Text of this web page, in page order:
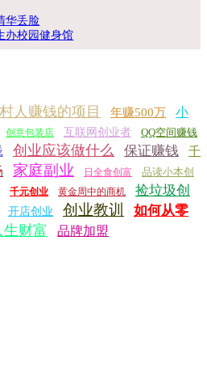
华丢脸
办校园健身馆
人赚钱的项目 年赚500万
小
创意包装店 互联网创业者 QQ空间赚钱
创业应该做什么 保证赚钱
千
家庭副业 日全食创富
品读小本创
千元创业 黄金周中的商机
捡垃圾创
开店创业 创业教训
如何从零
生财富 品牌加盟